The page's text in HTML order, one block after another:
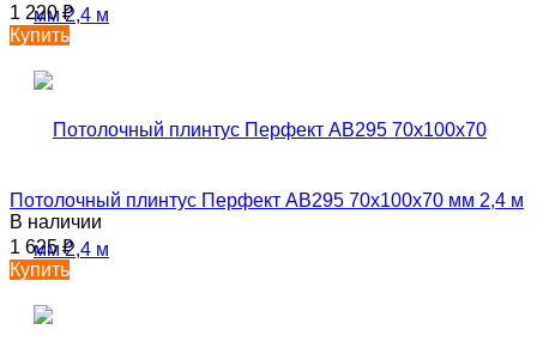
1 220₽
Купить
Потолочный плинтус Перфект AB295 70х100х70 мм 2,4 м
В наличии
1 625₽
Купить